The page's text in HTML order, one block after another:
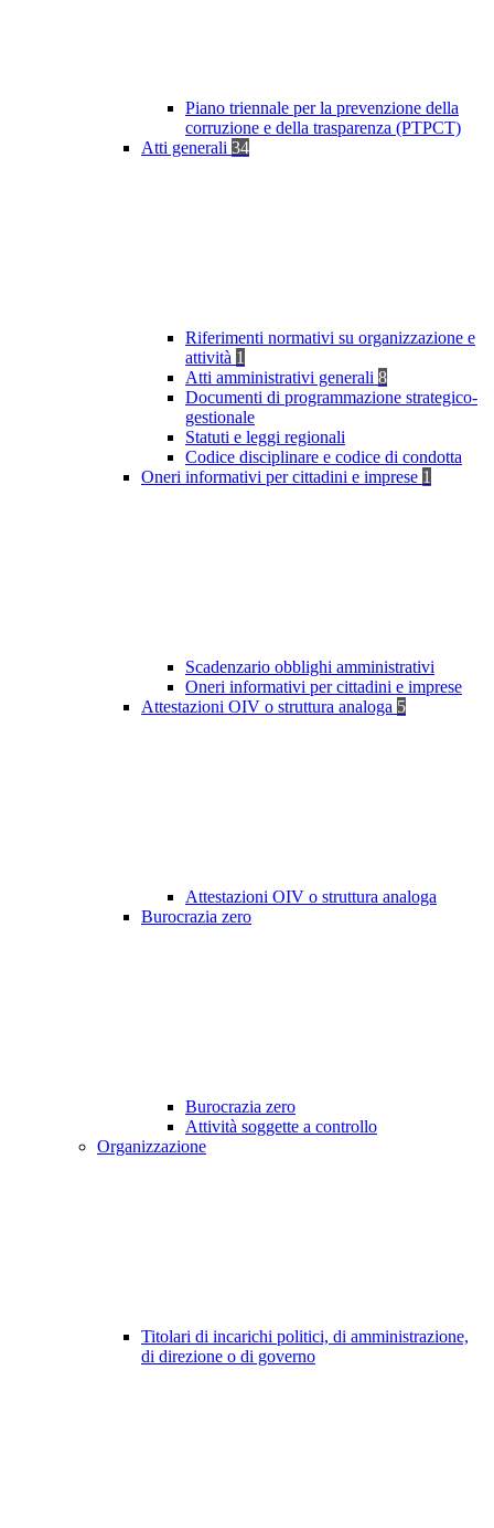
Piano triennale per la prevenzione della
corruzione e della trasparenza (PTPCT)
Atti generali 34
Riferimenti normativi su organizzazione e
attività 1
Atti amministrativi generali 8
Documenti di programmazione strategico-
gestionale
Statuti e leggi regionali
Codice disciplinare e codice di condotta
Oneri informativi per cittadini e imprese 1
Scadenzario obblighi amministrativi
Oneri informativi per cittadini e imprese
Attestazioni OIV o struttura analoga 5
Attestazioni OIV o struttura analoga
Burocrazia zero
Burocrazia zero
Attività soggette a controllo
Organizzazione
Titolari di incarichi politici, di amministrazione,
di direzione o di governo